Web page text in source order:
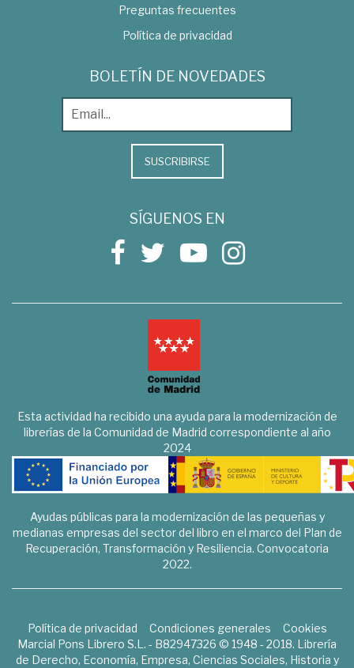
Preguntas frecuentes
Política de privacidad
BOLETÍN DE NOVEDADES
SUSCRIBIRSE
SÍGUENOS EN
Esta actividad ha recibido una ayuda para la modernización de
librerías de la Comunidad de Madrid correspondiente al año
2024
Ayudas públicas para la modernización de las pequeñas y
medianas empresas del sector del libro en el marco del Plan de
Recuperación, Transformación y Resiliencia. Convocatoria
2022.
Política de privacidad Condiciones generales
Cookies
Marcial Pons Librero S.L. - B82947326 © 1948 - 2018. Librería
de Derecho, Economía, Empresa, Ciencias Sociales, Historia y